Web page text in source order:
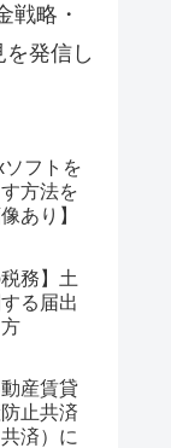
戦略・
発信し
ソフトを
方法を
あり】
務】土
る届出
産賃貸
止共済
済）に